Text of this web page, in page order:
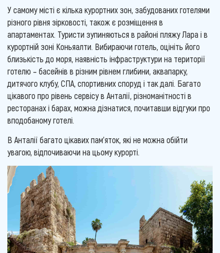
У самому місті є кілька курортних зон, забудованих готелями
різного рівня зірковості, також є розміщення в
апартаментах. Туристи зупиняються в районі пляжу Лара і в
курортній зоні Коньяалти. Вибираючи готель, оцініть його
близькість до моря, наявність інфраструктури на території
готелю – басейнів в різним рівнем глибини, аквапарку,
дитячого клубу, СПА, спортивних споруд і так далі. Багато
цікавого про рівень сервісу в Анталії, різноманітності в
ресторанах і барах, можна дізнатися, почитавши відгуки про
вподобаному готелі.
В Анталії багато цікавих пам'яток, які не можна обійти
увагою, відпочиваючи на цьому курорті.